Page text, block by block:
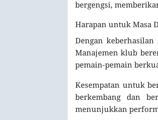
bergengsi,
Harapan untuk Masa
Dengan
Manajemen klub
pemain-pemain
Kesempatan untuk
berkembang dan
menunjukkan